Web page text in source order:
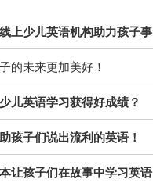
上少儿英语机构助力孩子事
的未来更加美好！
儿英语学习获得好成绩？
孩子们说出流利的英语！
让孩子们在故事中学习英语